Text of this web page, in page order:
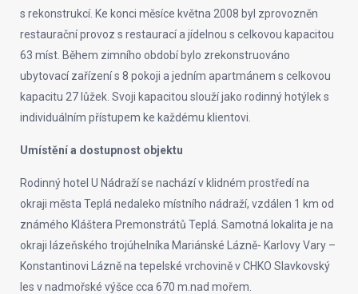
s rekonstrukcí. Ke konci měsíce května 2008 byl zprovozněn
restaurační provoz s restaurací a jídelnou s celkovou kapacitou
63 míst. Během zimního období bylo zrekonstruováno
ubytovací zařízení s 8 pokoji a jedním apartmánem s celkovou
kapacitu 27 lůžek. Svoji kapacitou slouží jako rodinný hotýlek s
individuálním přístupem ke každému klientovi.
Umístění a dostupnost objektu
Rodinný hotel U Nádraží se nachází v klidném prostředí na
okraji města Teplá nedaleko místního nádraží, vzdálen 1 km od
známého Kláštera Premonstrátů Teplá. Samotná lokalita je na
okraji lázeňského trojúhelníka Mariánské Lázně- Karlovy Vary –
Konstantinovi Lázně na tepelské vrchovině v CHKO Slavkovský
les v nadmořské výšce cca 670 m.nad mořem.